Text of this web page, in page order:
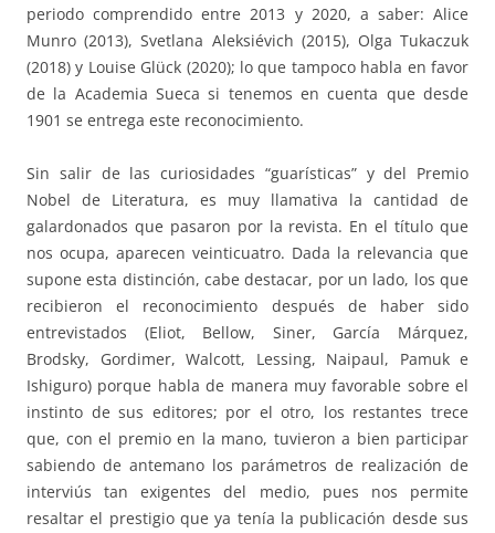
periodo comprendido entre 2013 y 2020, a saber: Alice
Munro (2013), Svetlana Aleksiévich (2015), Olga Tukaczuk
(2018) y Louise Glück (2020); lo que tampoco habla en favor
de la Academia Sueca si tenemos en cuenta que desde
1901 se entrega este reconocimiento.
Sin salir de las curiosidades “guarísticas” y del Premio
Nobel de Literatura, es muy llamativa la cantidad de
galardonados que pasaron por la revista. En el título que
nos ocupa, aparecen veinticuatro. Dada la relevancia que
supone esta distinción, cabe destacar, por un lado, los que
recibieron el reconocimiento después de haber sido
entrevistados (Eliot, Bellow, Siner, García Márquez,
Brodsky, Gordimer, Walcott, Lessing, Naipaul, Pamuk e
Ishiguro) porque habla de manera muy favorable sobre el
instinto de sus editores; por el otro, los restantes trece
que, con el premio en la mano, tuvieron a bien participar
sabiendo de antemano los parámetros de realización de
interviús tan exigentes del medio, pues nos permite
resaltar el prestigio que ya tenía la publicación desde sus